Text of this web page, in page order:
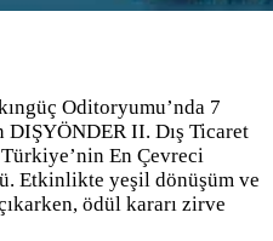
Oditoryumu’nda 7
DIŞYÖNDER II. Dış Ticaret
En Çevreci
Etkinlikte yeşil dönüşüm ve
ödül kararı zirve